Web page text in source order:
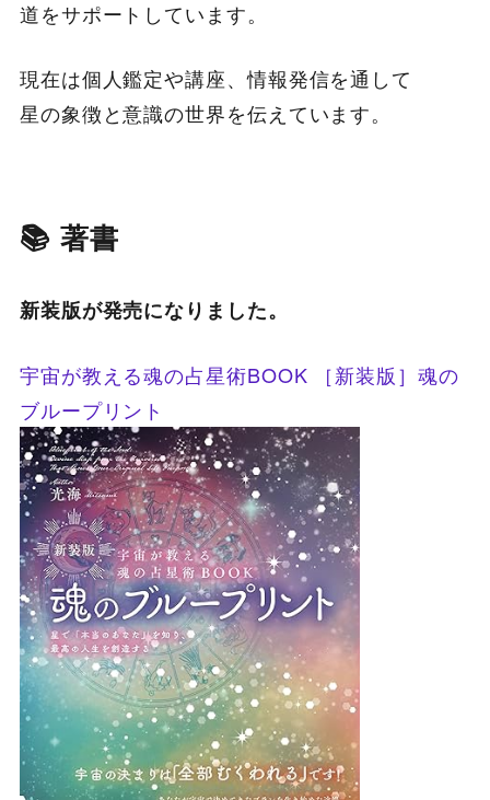
道をサポートしています。
現在は個人鑑定や講座、情報発信を通して
星の象徴と意識の世界を伝えています。
📚 著書
新装版が発売になりました。
宇宙が教える魂の占星術BOOK ［新装版］魂の
ブループリント